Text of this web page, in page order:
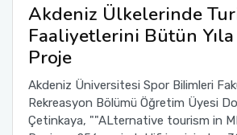
Akdeniz Ülkelerinde
Faaliyetlerini Bütün Yıla
Proje
Akdeniz Üniversitesi Spor Bilimleri
Rekreasyon Bölümü Öğretim Üyesi
Çetinkaya, ""ALternative tourism in